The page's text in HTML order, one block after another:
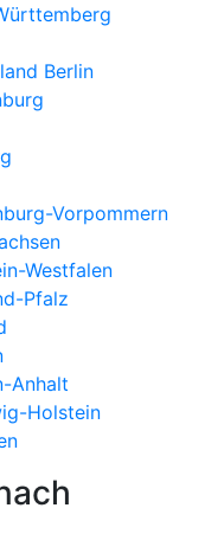
Berlin
Vorpommern
Westfalen
Pfalz
Anhalt
Holstein